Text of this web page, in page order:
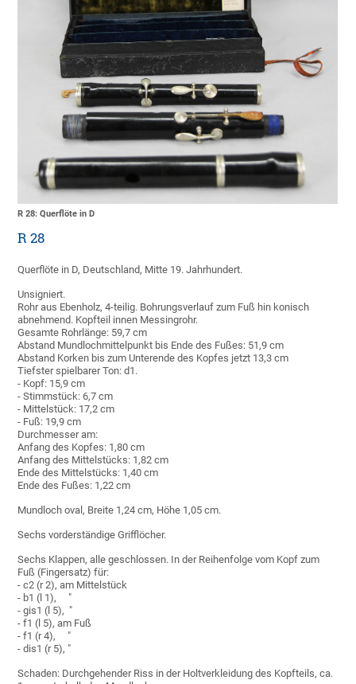
R 28: Querflöte in D
R 28
Querflöte in D, Deutschland, Mitte 19. Jahrhundert.
Unsigniert.
Rohr aus Ebenholz, 4-teilig. Bohrungsverlauf zum Fuß hin konisch
abnehmend. Kopfteil innen Messingrohr.
Gesamte Rohrlänge: 59,7 cm
Abstand Mundlochmittelpunkt bis Ende des Fußes: 51,9 cm
Abstand Korken bis zum Unterende des Kopfes jetzt 13,3 cm
Tiefster spielbarer Ton: d1.
- Kopf: 15,9 cm
- Stimmstück: 6,7 cm
- Mittelstück: 17,2 cm
- Fuß: 19,9 cm
Durchmesser am:
Anfang des Kopfes: 1,80 cm
Anfang des Mittelstücks: 1,82 cm
Ende des Mittelstücks: 1,40 cm
Ende des Fußes: 1,22 cm
Mundloch oval, Breite 1,24 cm, Höhe 1,05 cm.
Sechs vorderständige Grifflöcher.
Sechs Klappen, alle geschlossen. In der Reihenfolge vom Kopf zum
Fuß (Fingersatz) für:
- c2 (r 2), am Mittelstück
- b1 (l 1), "
- gis1 (l 5), "
- f1 (l 5), am Fuß
- f1 (r 4), "
- dis1 (r 5), "
Schaden: Durchgehender Riss in der Holtverkleidung des Kopfteils, ca.